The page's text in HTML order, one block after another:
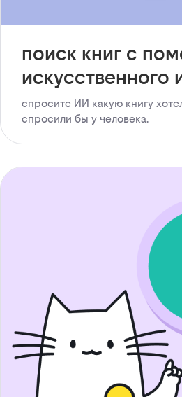
поиск книг с
искусственного
спросите ИИ какую книгу
спросили бы у человека.